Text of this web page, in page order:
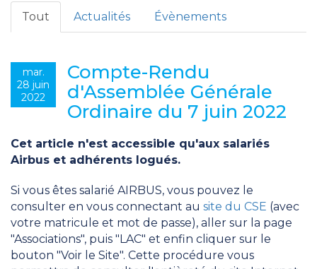
Tout Actualités Évènements
mar.
28 juin
2022
Compte-Rendu
d'Assemblée Générale
Ordinaire du 7 juin 2022
Cet article n'est accessible qu'aux salariés
Airbus et adhérents logués.
Si vous êtes salarié AIRBUS, vous pouvez le
consulter en vous connectant au site du CSE (avec
votre matricule et mot de passe), aller sur la page
"Associations", puis "LAC" et enfin cliquer sur le
bouton "Voir le Site". Cette procédure vous